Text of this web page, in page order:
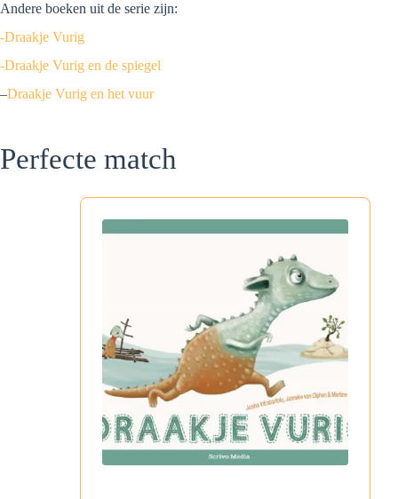
Andere boeken uit de serie zijn:
-Draakje Vurig
-Draakje Vurig en de spiegel
–Draakje Vurig en het vuur
Perfecte match